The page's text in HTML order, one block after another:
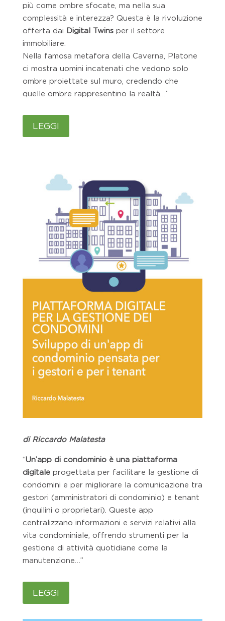
più come ombre sfocate, ma nella sua
complessità e interezza? Questa è la rivoluzione
offerta dai Digital Twins per il settore
immobiliare.
Nella famosa metafora della Caverna, Platone
ci mostra uomini incatenati che vedono solo
ombre proiettate sul muro, credendo che
quelle ombre rappresentino la realtà…”
LEGGI
di Riccardo Malatesta
“Un’app di condominio è una piattaforma
digitaleprogettata per facilitare la gestione di
condomini e per migliorare la comunicazione tra
gestori (amministratori di condominio) e tenant
(inquilini o proprietari). Queste app
centralizzano informazioni e servizi relativi alla
vita condominiale, offrendo strumenti per la
gestione di attività quotidiane come la
manutenzione…”
LEGGI